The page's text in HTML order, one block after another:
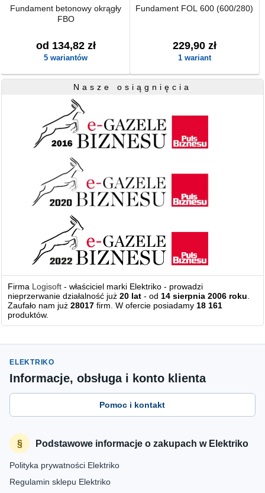
Fundament betonowy okrągły
FBO
od 134,82 zł
5 wariantów
Fundament FOL 600 (600/280)
229,90 zł
1 wariant
Nasze osiągnięcia
Firma Logisoft - właściciel marki Elektriko - prowadzi
nieprzerwanie działalność już20 lat - od14 sierpnia 2006 roku.
Zaufało nam już28017 firm. W ofercie posiadamy18 161
produktów.
ELEKTRIKO
Informacje, obsługa i konto klienta
Pomoc i kontakt
Podstawowe informacje o zakupach w Elektriko
Polityka prywatności Elektriko
Regulamin sklepu Elektriko